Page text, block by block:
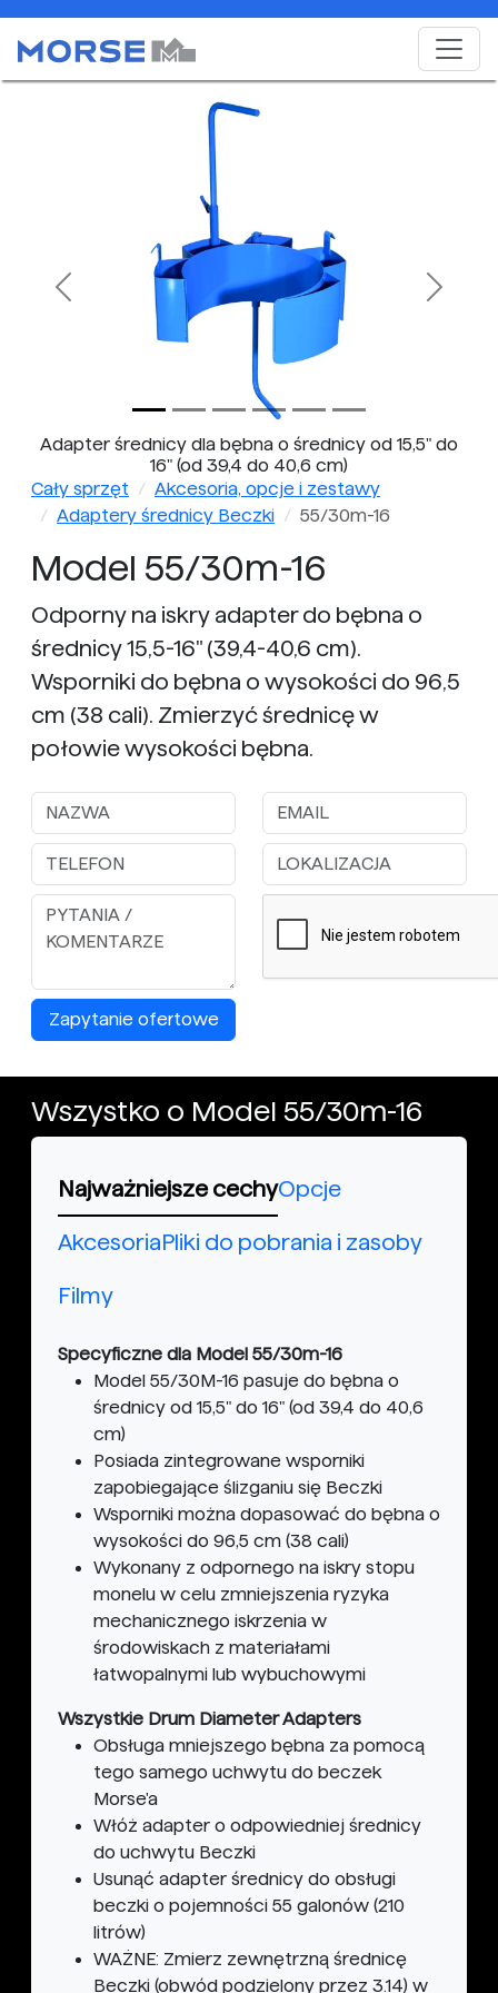
Adapter średnicy dla bębna o średnicy od 15,5" do
16" (od 39,4 do 40,6 cm)
Previous Next
Cały sprzęt
Akcesoria, opcje i zestawy
Adaptery średnicy Beczki
55/30m-16
Model 55/30m-16
Odporny na iskry adapter do bębna o
średnicy 15,5-16" (39,4-40,6 cm).
Wsporniki do bębna o wysokości do 96,5
cm (38 cali). Zmierzyć średnicę w
połowie wysokości bębna.
Zapytanie ofertowe
Wszystko o Model 55/30m-16
Najważniejsze cechyOpcje
AkcesoriaPliki do pobrania i zasoby
Filmy
Specyficzne dla Model 55/30m-16
Model 55/30M-16 pasuje do bębna o
średnicy od 15,5" do 16" (od 39,4 do 40,6
cm)
Posiada zintegrowane wsporniki
zapobiegające ślizganiu się Beczki
Wsporniki można dopasować do bębna o
wysokości do 96,5 cm (38 cali)
Wykonany z odpornego na iskry stopu
monelu w celu zmniejszenia ryzyka
mechanicznego iskrzenia w
środowiskach z materiałami
łatwopalnymi lub wybuchowymi
Wszystkie Drum Diameter Adapters
Obsługa mniejszego bębna za pomocą
tego samego uchwytu do beczek
Morse'a
Włóż adapter o odpowiedniej średnicy
do uchwytu Beczki
Usunąć adapter średnicy do obsługi
beczki o pojemności 55 galonów (210
litrów)
WAŻNE: Zmierz zewnętrzną średnicę
Beczki (obwód podzielony przez 3.14) w